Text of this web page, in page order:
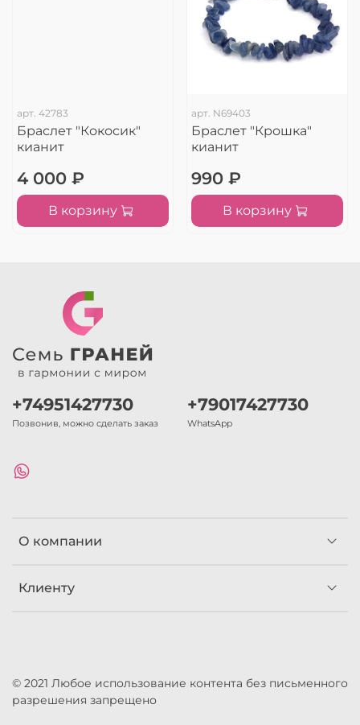
арт. 42783
Браслет "Кокосик"
кианит
4 000 ₽
В корзину
арт. N69403
Браслет "Крошка"
кианит
990 ₽
В корзину
О компании
Клиенту
+74951427730
Позвонив, можно сделать заказ
+79017427730
WhatsApp
© 2021 Любое использование контента без письменного
разрешения запрещено